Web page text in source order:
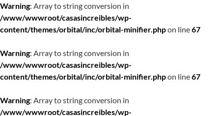
Warning: Array to string conversion in
/www/wwwroot/casasincreibles/wp-
content/themes/orbital/inc/orbital-minifier.phpon line67
Warning: Array to string conversion in
/www/wwwroot/casasincreibles/wp-
content/themes/orbital/inc/orbital-minifier.phpon line67
Warning: Array to string conversion in
/www/wwwroot/casasincreibles/wp-